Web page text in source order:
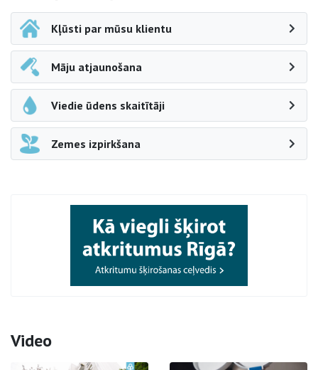
Kļūsti par mūsu klientu
Māju atjaunošana
Viedie ūdens skaitītāji
Zemes izpirkšana
Video